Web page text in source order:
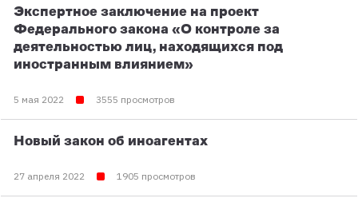
Экспертное заключение на проект
Федерального закона «О контроле за
деятельностью лиц, находящихся под
иностранным влиянием»
5 мая 2022 3555 просмотров
Новый закон об иноагентах
27 апреля 2022 1905 просмотров